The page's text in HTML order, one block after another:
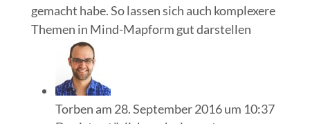
gemacht habe. So lassen sich auch komplexere
Themen in Mind-Mapform gut darstellen
Torben am 28. September 2016 um 10:37